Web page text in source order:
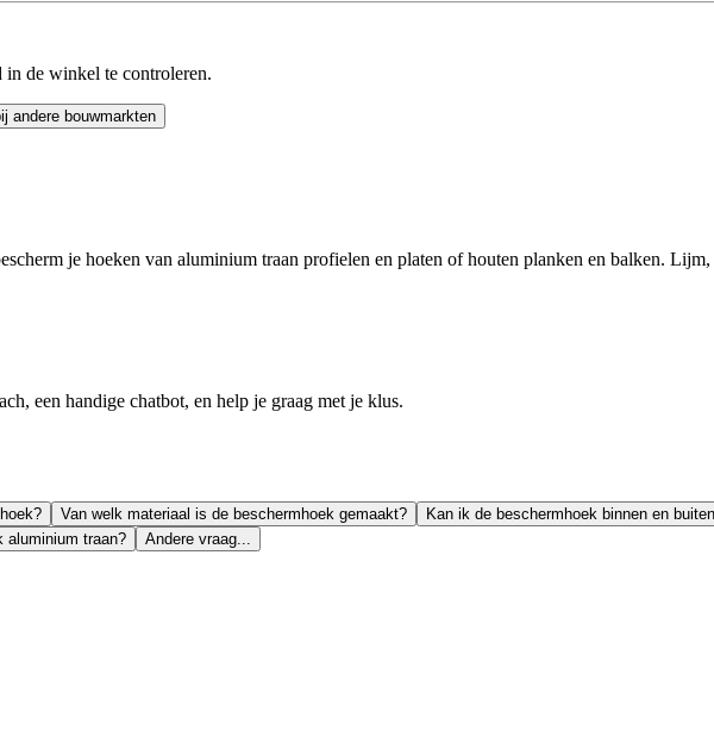
in de winkel te controleren.
andere bouwmarkten
je hoeken van aluminium traan profielen en platen of houten planken en balken.
een handige chatbot, en help je graag met je klus.
Van welk materiaal is de beschermhoek gemaakt? Kan ik de beschermhoek binnen en
aluminium traan?
Andere vraag...